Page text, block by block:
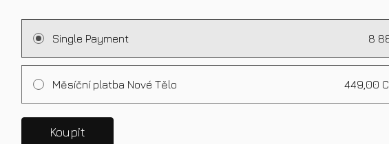
Single Payment 8
Měsíční platba Nové Tělo 449,00
Koupit